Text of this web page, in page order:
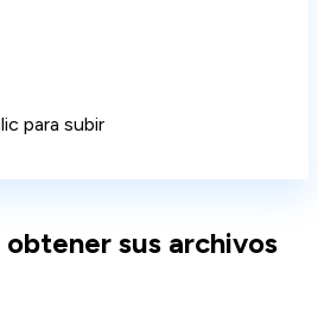
para subir
obtener sus archivos